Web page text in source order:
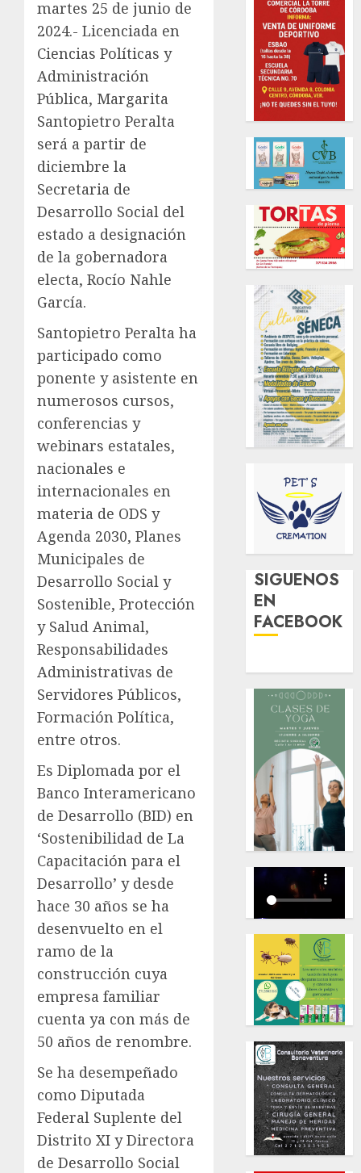
martes 25 de junio de
2024.- Licenciada en
Ciencias Políticas y
Administración
Pública, Margarita
Santopietro Peralta
será a partir de
diciembre la
Secretaria de
Desarrollo Social del
estado a designación
de la gobernadora
electa, Rocío Nahle
García.
Santopietro Peralta ha
participado como
ponente y asistente en
numerosos cursos,
conferencias y
webinars estatales,
nacionales e
internacionales en
materia de ODS y
Agenda 2030, Planes
Municipales de
Desarrollo Social y
Sostenible, Protección
y Salud Animal,
Responsabilidades
Administrativas de
Servidores Públicos,
Formación Política,
entre otros.
Es Diplomada por el
Banco Interamericano
de Desarrollo (BID) en
‘Sostenibilidad de La
Capacitación para el
Desarrollo’ y desde
hace 30 años se ha
desenvuelto en el
ramo de la
construcción cuya
empresa familiar
cuenta ya con más de
50 años de renombre.
Se ha desempeñado
como Diputada
Federal Suplente del
Distrito XI y Directora
de Desarrollo Social
SIGUENOS
EN
FACEBOOK